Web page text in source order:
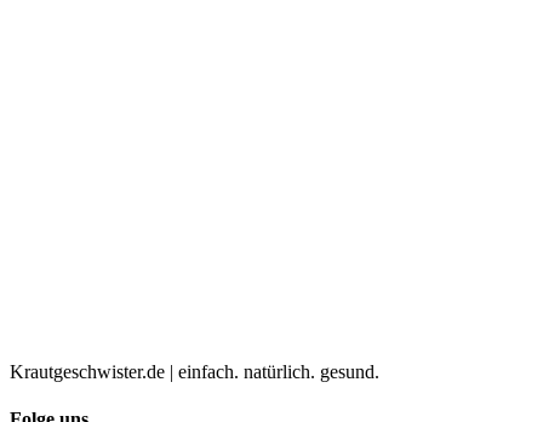
Krautgeschwister.de | einfach. natürlich. gesund.